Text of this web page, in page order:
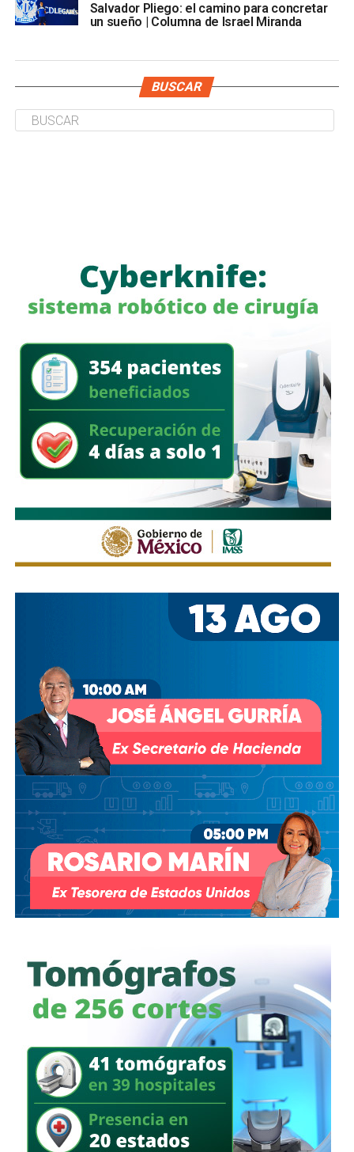
Salvador Pliego: el camino para concretar
un sueño | Columna de Israel Miranda
BUSCAR